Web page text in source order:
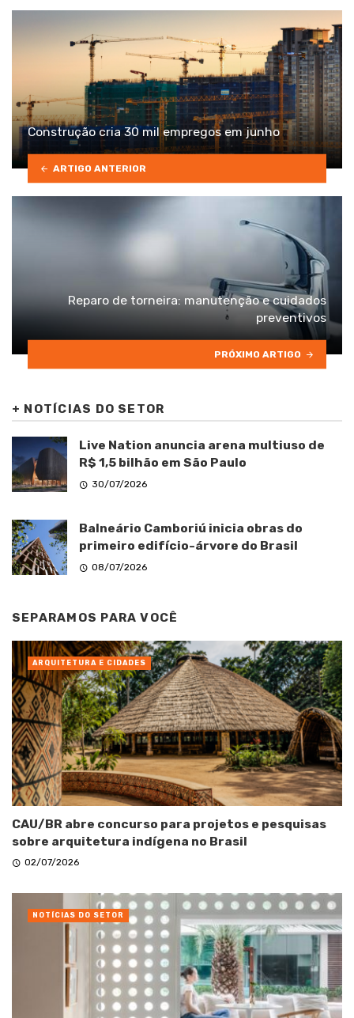
Construção cria 30 mil empregos em junho
ARTIGO ANTERIOR
Reparo de torneira: manutenção e cuidados
preventivos
PRÓXIMO ARTIGO
+ NOTÍCIAS DO SETOR
Live Nation anuncia arena multiuso de
R$ 1,5 bilhão em São Paulo
30/07/2026
Balneário Camboriú inicia obras do
primeiro edifício-árvore do Brasil
08/07/2026
SEPARAMOS PARA VOCÊ
CAU/BR abre concurso para projetos e pesquisas
sobre arquitetura indígena no Brasil
02/07/2026
ARQUITETURA E CIDADES
NOTÍCIAS DO SETOR